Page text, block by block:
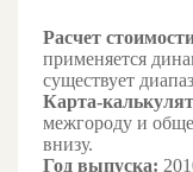
Расчет
применяется
существует
Карта-
межгороду и
внизу.
Год выпуска: